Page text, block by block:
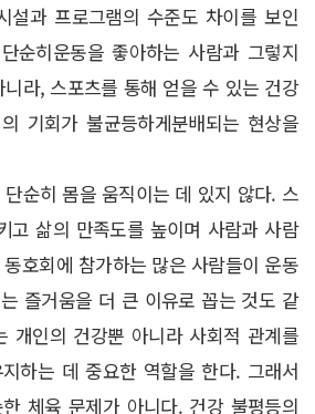
설과 프로그램의 수준도 차이를 보인
순히운동을 좋아하는 사람과 그렇지
라, 스포츠를 통해 얻을 수 있는 건강
기회가 불균등하게분배되는 현상을
순히 몸을 움직이는 데 있지 않다. 스
고 삶의 만족도를 높이며 사람과 사람
호회에 참가하는 많은 사람들이 운동
즐거움을 더 큰 이유로 꼽는 것도 같
개인의 건강뿐 아니라 사회적 관계를
하는 데 중요한 역할을 한다. 그래서
체육 문제가 아니다. 건강 불평등의